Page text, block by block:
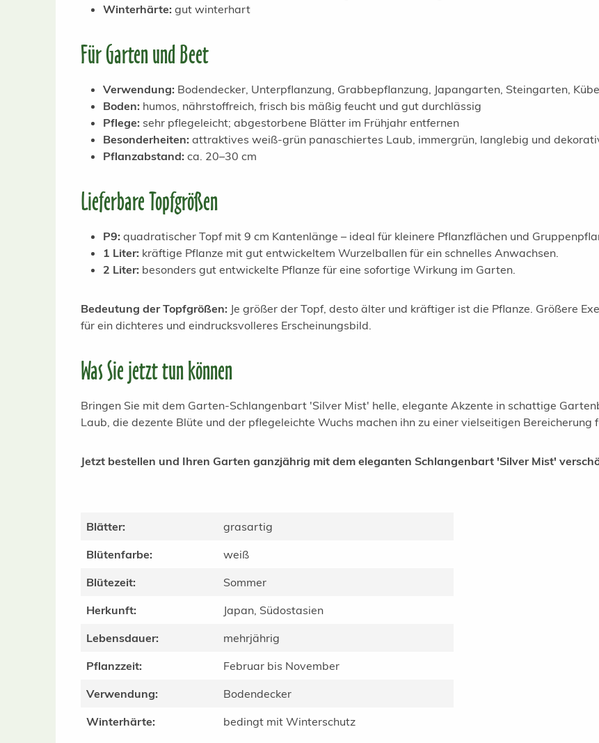
Winterhärte: gut winterhart
Für Garten und Beet
Verwendung: Bodendecker, Unterpflanzung, Grabbepflanzung, Japangarten, Steingarten,
Boden: humos, nährstoffreich, frisch bis mäßig feucht und gut durchlässig
Pflege: sehr pflegeleicht; abgestorbene Blätter im Frühjahr entfernen
Besonderheiten: attraktives weiß-grün panaschiertes Laub, immergrün, langlebig und
Pflanzabstand: ca. 20–30 cm
Lieferbare Topfgrößen
P9: quadratischer Topf mit 9 cm Kantenlänge – ideal für kleinere Pflanzflächen und
1 Liter: kräftige Pflanze mit gut entwickeltem Wurzelballen für ein schnelles Anwachsen.
2 Liter: besonders gut entwickelte Pflanze für eine sofortige Wirkung im Garten.
Bedeutung der Topfgrößen: Je größer der Topf, desto älter und kräftiger ist die Pflanze. Größere
für ein dichteres und eindrucksvolleres Erscheinungsbild.
Was Sie jetzt tun können
Bringen Sie mit dem Garten-Schlangenbart 'Silver Mist' helle, elegante Akzente in schattige
Laub, die dezente Blüte und der pflegeleichte Wuchs machen ihn zu einer vielseitigen Bereicherung
Jetzt bestellen und Ihren Garten ganzjährig mit dem eleganten Schlangenbart 'Silver Mist'
Blätter:
grasartig
Blütenfarbe:
weiß
Blütezeit:
Sommer
Herkunft:
Japan, Südostasien
Lebensdauer:
mehrjährig
Pflanzzeit:
Februar bis November
Verwendung:
Bodendecker
Winterhärte:
bedingt mit Winterschutz